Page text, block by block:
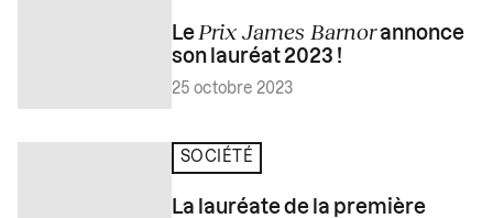
Le Prix James Barnorannonce
son lauréat 2023 !
25 octobre 2023
SOCIÉTÉ
La lauréate de la première